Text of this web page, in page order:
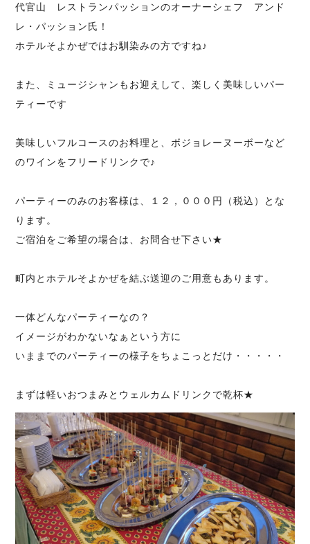
代官山 レストランパッションのオーナーシェフ アンド
レ・パッション氏！
ホテルそよかぜではお馴染みの方ですね♪
また、ミュージシャンもお迎えして、楽しく美味しいパー
ティーです
美味しいフルコースのお料理と、ボジョレーヌーボーなど
のワインをフリードリンクで♪
パーティーのみのお客様は、１２，０００円（税込）とな
ります。
ご宿泊をご希望の場合は、お問合せ下さい★
町内とホテルそよかぜを結ぶ送迎のご用意もあります。
一体どんなパーティーなの？
イメージがわかないなぁという方に
いままでのパーティーの様子をちょこっとだけ・・・・・
まずは軽いおつまみとウェルカムドリンクで乾杯★